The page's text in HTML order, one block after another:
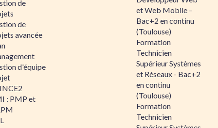
de
de
avancée
d'équipe
: PMP et
et Web Mobile –
Bac+2 en continu
(Toulouse)
Formation
Technicien
Supérieur Systèmes
et Réseaux - Bac+2
en continu
(Toulouse)
Formation
Technicien